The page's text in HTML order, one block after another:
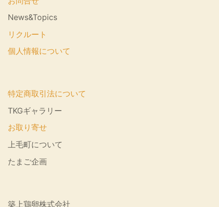
News&Topics
リクルート
個人情報について
特定商取引法について
TKGギャラリー
お取り寄せ
上毛町について
たまご企画
築上鶏卵株式会社